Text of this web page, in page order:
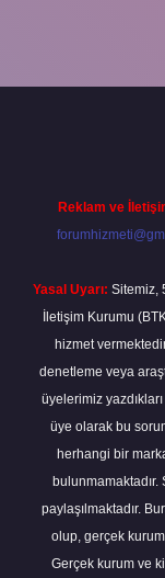
Reklam ve
Yasal Uyarı: Sitemiz,
İletişim Kurumu
hizmet
denetleme veya
üyelerimiz
üye olarak bu
herhangi bir
bulunmamaktadır.
paylaşılmaktadır.
olup, gerçek kurum
Gerçek kurum ve